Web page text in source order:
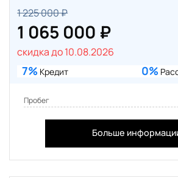
1 225 000 ₽
1 065 000 ₽
скидка до 10.08.2026
7% Кредит 0%
Пробег
Больше